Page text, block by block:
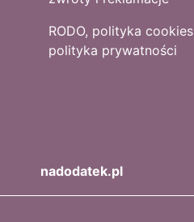
RODO, polityka cookies
polityka prywatności
nadodatek.pl